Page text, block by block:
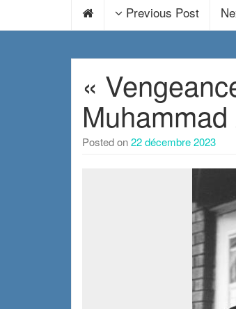
Previous Post
«
Muhammad
Posted on22 décembre 2023